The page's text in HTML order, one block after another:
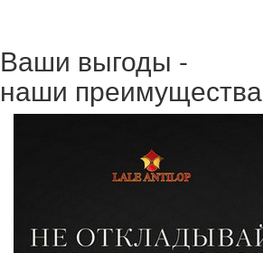
Ваши выгоды -
наши преимущества